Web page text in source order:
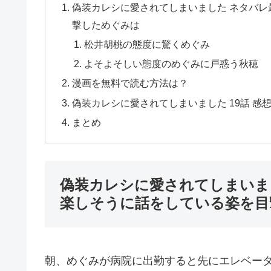
偽装カレシに愛されてしまいました ネタバ
撃しためぐみは
松井胡桃の態度に驚くめぐみ
よそよそしい態度のめぐみに戸惑う秋穂
漫画を無料で読む方法は？
偽装カレシに愛されてしまいました 19話 感
まとめ
偽装カレシに愛されてしまい
楽しそうに話をしている姿を
朝、めぐみが病院に出勤すると先にエレベー